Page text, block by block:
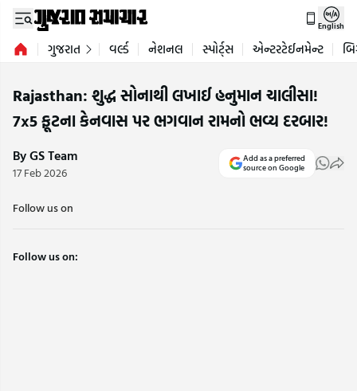
English
ગુજરાત વર્લ્ડ નેશનલ સ્પોર્ટ્સ એન્ટરટેઈનમેન્ટ
Rajasthan: શુદ્ધ સોનાથી લખાઈ હનુમાન ચાલીસા!
7x5 ફૂટના કેનવાસ પર ભગવાન રામનો ભવ્ય દરબાર!
By GS Team
17 Feb 2026
Add as a preferred
source on Google
Follow us on
Follow us on: